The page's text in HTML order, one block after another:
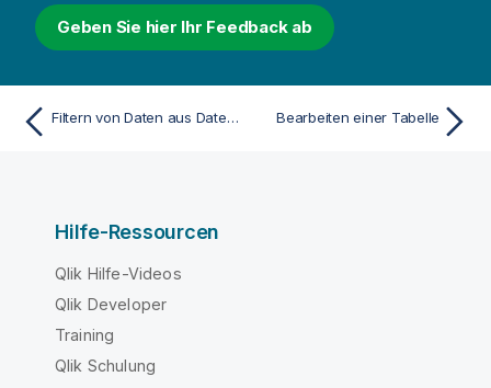
Geben Sie hier Ihr Feedback ab
Filtern von Daten aus Dateien Bearbeiten einer Tabelle
Hilfe-Ressourcen
Qlik Hilfe-Videos
Qlik Developer
Training
Qlik Schulung